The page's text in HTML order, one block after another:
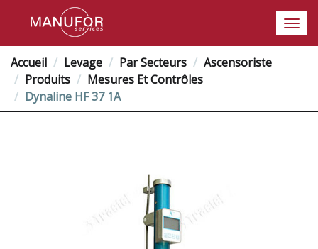
Accueil Levage Par Secteurs
Ascensoriste
Produits
Mesures Et Contrôles
Dynaline HF 37 1A